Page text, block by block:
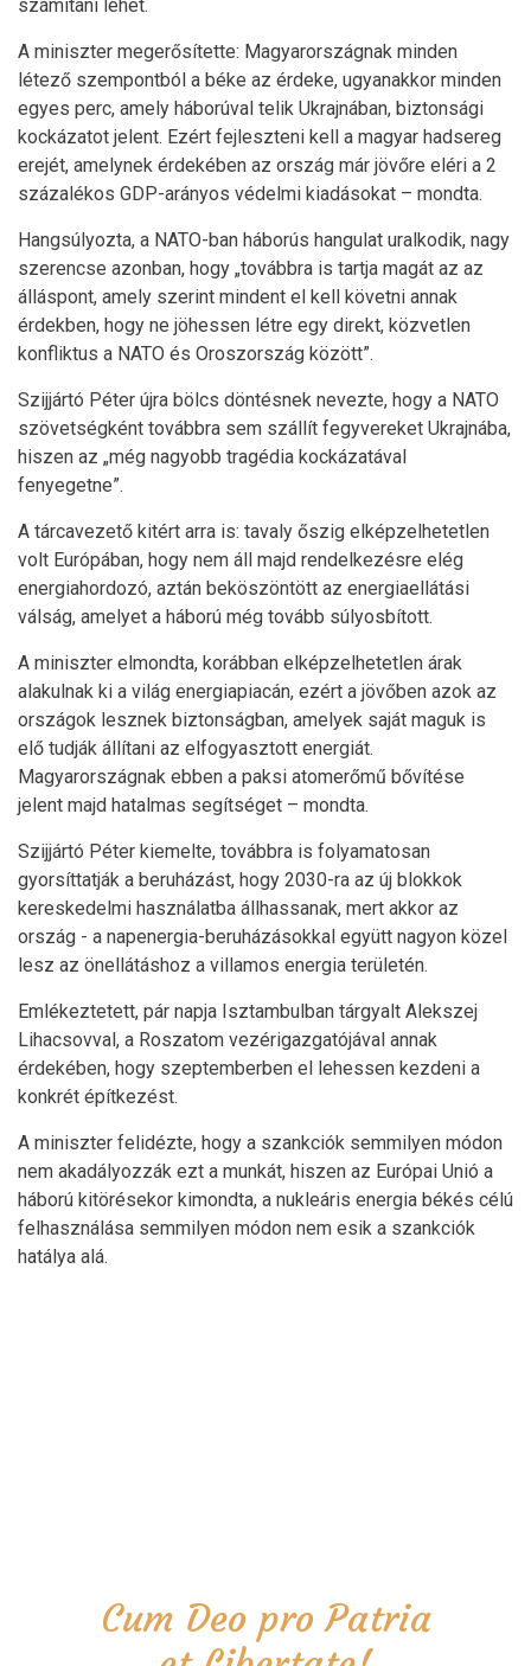
számítani lehet.
A miniszter megerősítette: Magyarországnak minden
létező szempontból a béke az érdeke, ugyanakkor minden
egyes perc, amely háborúval telik Ukrajnában, biztonsági
kockázatot jelent. Ezért fejleszteni kell a magyar hadsereg
erejét, amelynek érdekében az ország már jövőre eléri a 2
százalékos GDP-arányos védelmi kiadásokat – mondta.
Hangsúlyozta, a NATO-ban háborús hangulat uralkodik, nagy
szerencse azonban, hogy „továbbra is tartja magát az az
álláspont, amely szerint mindent el kell követni annak
érdekben, hogy ne jöhessen létre egy direkt, közvetlen
konfliktus a NATO és Oroszország között”.
Szijjártó Péter újra bölcs döntésnek nevezte, hogy a NATO
szövetségként továbbra sem szállít fegyvereket Ukrajnába,
hiszen az „még nagyobb tragédia kockázatával
fenyegetne”.
A tárcavezető kitért arra is: tavaly őszig elképzelhetetlen
volt Európában, hogy nem áll majd rendelkezésre elég
energiahordozó, aztán beköszöntött az energiaellátási
válság, amelyet a háború még tovább súlyosbított.
A miniszter elmondta, korábban elképzelhetetlen árak
alakulnak ki a világ energiapiacán, ezért a jövőben azok az
országok lesznek biztonságban, amelyek saját maguk is
elő tudják állítani az elfogyasztott energiát.
Magyarországnak ebben a paksi atomerőmű bővítése
jelent majd hatalmas segítséget – mondta.
Szijjártó Péter kiemelte, továbbra is folyamatosan
gyorsíttatják a beruházást, hogy 2030-ra az új blokkok
kereskedelmi használatba állhassanak, mert akkor az
ország - a napenergia-beruházásokkal együtt nagyon közel
lesz az önellátáshoz a villamos energia területén.
Emlékeztetett, pár napja Isztambulban tárgyalt Alekszej
Lihacsovval, a Roszatom vezérigazgatójával annak
érdekében, hogy szeptemberben el lehessen kezdeni a
konkrét építkezést.
A miniszter felidézte, hogy a szankciók semmilyen módon
nem akadályozzák ezt a munkát, hiszen az Európai Unió a
háború kitörésekor kimondta, a nukleáris energia békés célú
felhasználása semmilyen módon nem esik a szankciók
hatálya alá.
Cum Deo pro Patria